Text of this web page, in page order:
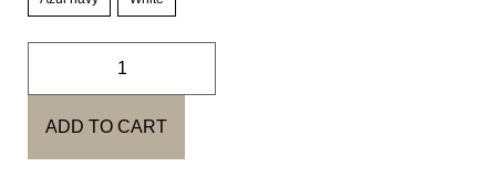
ADD TO CART